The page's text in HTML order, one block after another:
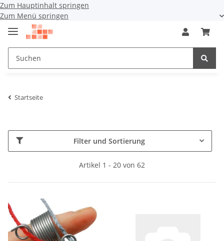
Zum Hauptinhalt springen
Zum Menü springen
Startseite
Filter und Sortierung
Artikel 1 - 20 von 62